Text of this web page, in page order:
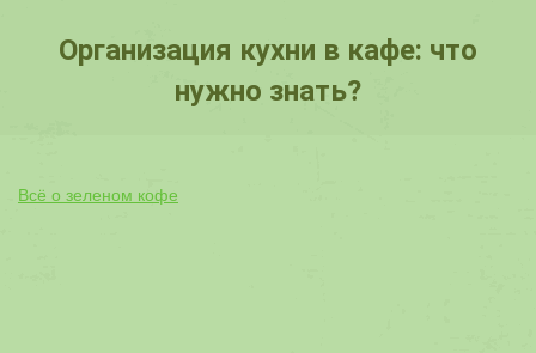
Организация кухни в кафе: что
нужно знать?
Всё о зеленом кофе